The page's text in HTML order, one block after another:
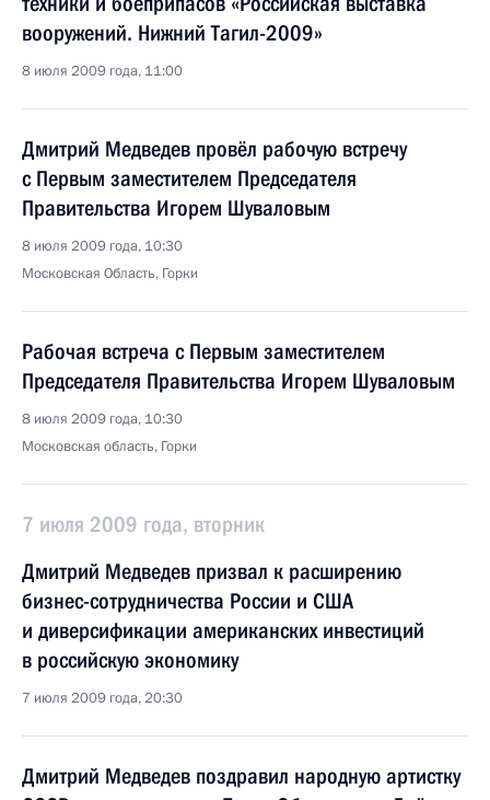
вооружений. Нижний Тагил-2009»
8 июля 2009 года, 11:00
Дмитрий Медведев провёл рабочую встречу
с Первым заместителем Председателя
Правительства Игорем Шуваловым
8 июля 2009 года, 10:30
Московская Область, Горки
Рабочая встреча с Первым заместителем
Председателя Правительства Игорем Шуваловым
8 июля 2009 года, 10:30
Московская область, Горки
7 июля 2009 года, вторник
Дмитрий Медведев призвал к расширению
бизнес-сотрудничества России и США
и диверсификации американских инвестиций
в российскую экономику
7 июля 2009 года, 20:30
Дмитрий Медведев поздравил народную артистку